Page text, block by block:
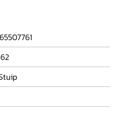
latere perioden in de
verbanden tussen muziek
iets te melden, niet alleen in
met collega-
een voorbeeld, niet in het
'niet alleen